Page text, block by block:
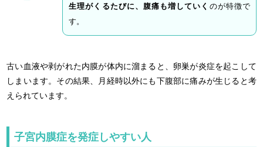
生理がくるたびに、腹痛も増していく のが特徴で
す。
古い血液や剥がれた内膜が体内に溜まると、卵巣が炎症を起こして
しまいます。その結果、月経時以外にも下腹部に痛みが生じると考
えられています。
子宮内膜症を発症しやすい人